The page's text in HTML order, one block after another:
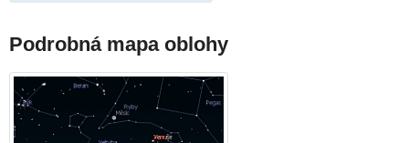
Podrobná mapa oblohy